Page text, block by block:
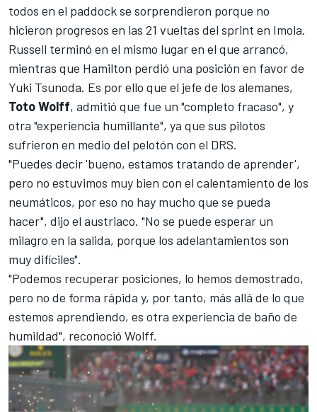
todos en el paddock se sorprendieron porque no
hicieron progresos en las 21 vueltas del sprint en Imola.
Russell terminó en el mismo lugar en el que arrancó,
mientras que Hamilton perdió una posición en favor de
Yuki Tsunoda. Es por ello que el jefe de los alemanes,
Toto Wolff, admitió que fue un "completo fracaso", y
otra "experiencia humillante", ya que sus pilotos
sufrieron en medio del pelotón con el DRS.
"Puedes decir 'bueno, estamos tratando de aprender',
pero no estuvimos muy bien con el calentamiento de los
neumáticos, por eso no hay mucho que se pueda
hacer", dijo el austriaco. "No se puede esperar un
milagro en la salida, porque los adelantamientos son
muy difíciles".
"Podemos recuperar posiciones, lo hemos demostrado,
pero no de forma rápida y, por tanto, más allá de lo que
estemos aprendiendo, es otra experiencia de baño de
humildad", reconoció Wolff.